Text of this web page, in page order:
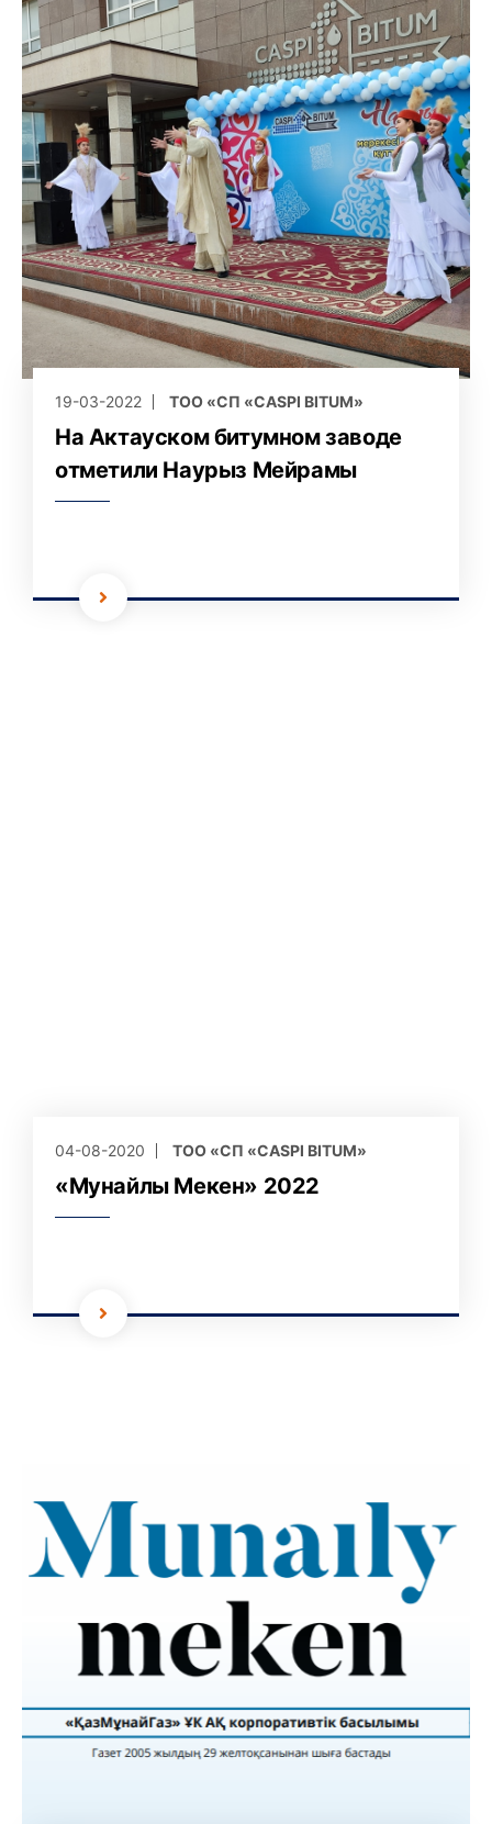
19-03-2022 ТОО «СП «CASPI BITUM»
На Актауском битумном заводе
отметили Наурыз Мейрамы
04-08-2020 ТОО «СП «CASPI BITUM»
«Мунайлы Мекен» 2022